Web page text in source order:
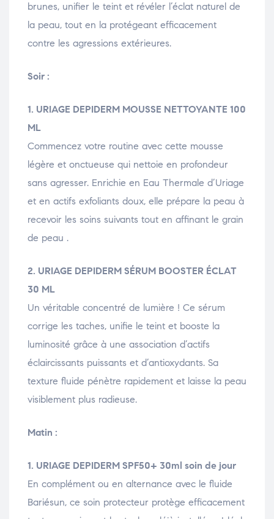
brunes, unifier le teint et révéler l’éclat naturel de
la peau, tout en la protégeant efficacement
contre les agressions extérieures.
Soir :
1. URIAGE DEPIDERM MOUSSE NETTOYANTE 100
ML
Commencez votre routine avec cette mousse
légère et onctueuse qui nettoie en profondeur
sans agresser. Enrichie en Eau Thermale d’Uriage
et en actifs exfoliants doux, elle prépare la peau à
recevoir les soins suivants tout en affinant le grain
de peau .
2. URIAGE DEPIDERM SÉRUM BOOSTER ÉCLAT
30 ML
Un véritable concentré de lumière ! Ce sérum
corrige les taches, unifie le teint et booste la
luminosité grâce à une association d’actifs
éclaircissants puissants et d’antioxydants. Sa
texture fluide pénètre rapidement et laisse la peau
visiblement plus radieuse.
Matin :
1. URIAGE DEPIDERM SPF50+ 30ml soin de jour
En complément ou en alternance avec le fluide
Bariésun, ce soin protecteur protège efficacement